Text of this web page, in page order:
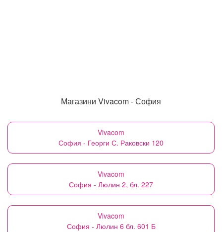
Магазини Vivacom - София
Vivacom
София - Георги С. Раковски 120
Vivacom
София - Люлин 2, бл. 227
Vivacom
София - Люлин 6 бл. 601 Б